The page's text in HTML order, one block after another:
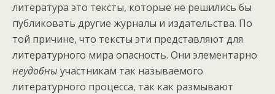
литература это тексты, которые не решились бы
публиковать другие журналы и издательства. По
той причине, что тексты эти представляют для
литературного мира опасность. Они элементарно
неудобны участникам так называемого
литературного процесса, так как размывают